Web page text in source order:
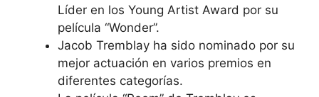
Líder en los Young Artist Award por su
película “Wonder”.
Jacob Tremblay ha sido nominado por su
mejor actuación en varios premios en
diferentes categorías.